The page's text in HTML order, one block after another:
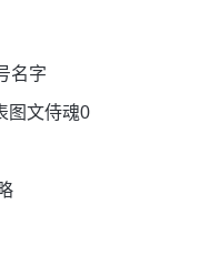
名字
图文侍魂0